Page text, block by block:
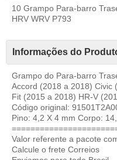
10 Grampo Para-barro
HRV WRV P793
Informações do
Grampo do Para-barro
Accord (2018 a 2018) Civic
Fit (2015 a 2018) HR-V
Código original:
Pino: 4,2 X 4 mm Corpo:
Valor referente a pacote
Calcule o frete Correios